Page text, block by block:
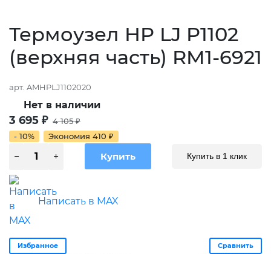
Термоузел HP LJ P1102
(верхняя часть) RM1-6921
арт. AMHPLJ1102020
Нет в наличии
3 695 ₽ 4 105₽
- 10%
Экономия 410 ₽
Купить в 1 клик
Написать в MAX
Избранное Сравнить